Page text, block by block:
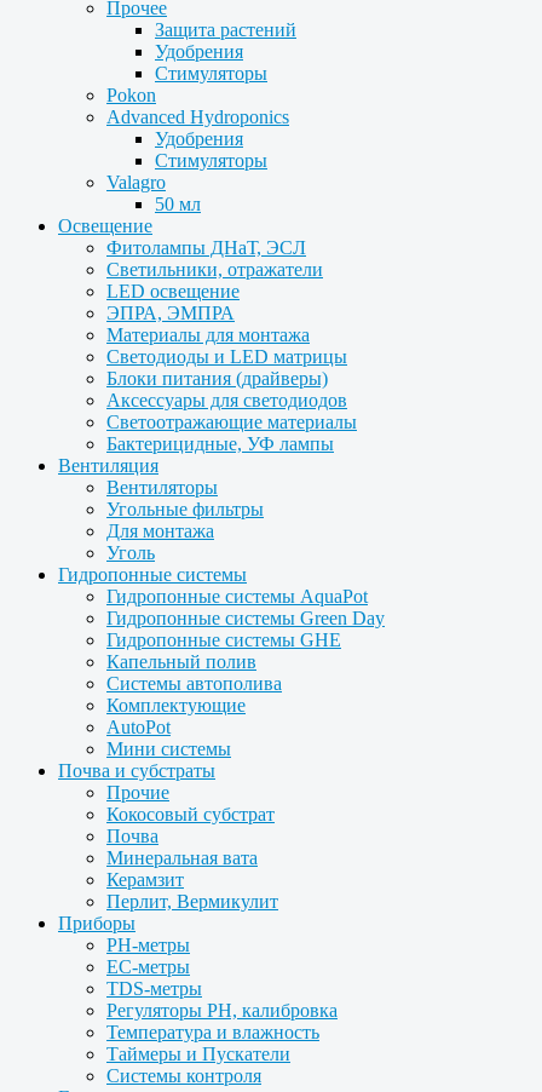
Прочее
Защита растений
Удобрения
Стимуляторы
Pokon
Advanced Hydroponics
Удобрения
Стимуляторы
Valagro
50 мл
Освещение
Фитолампы ДНаТ, ЭСЛ
Светильники, отражатели
LED освещение
ЭПРА, ЭМПРА
Материалы для монтажа
Светодиоды и LED матрицы
Блоки питания (драйверы)
Аксессуары для светодиодов
Светоотражающие материалы
Бактерицидные, УФ лампы
Вентиляция
Вентиляторы
Угольные фильтры
Для монтажа
Уголь
Гидропонные системы
Гидропонные системы AquaPot
Гидропонные системы Green Day
Гидропонные системы GHE
Капельный полив
Системы автополива
Комплектующие
AutoPot
Мини системы
Почва и субстраты
Прочие
Кокосовый субстрат
Почва
Минеральная вата
Керамзит
Перлит, Вермикулит
Приборы
PH-метры
EC-метры
TDS-метры
Регуляторы PH, калибровка
Температура и влажность
Таймеры и Пускатели
Системы контроля